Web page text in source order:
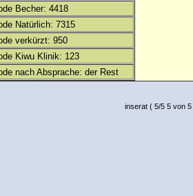
Becher: 4418
Natürlich: 7315
verkürzt: 950
Kiwu Klinik: 123
nach Absprache: der Rest
inserat( 5/5 5 von 5